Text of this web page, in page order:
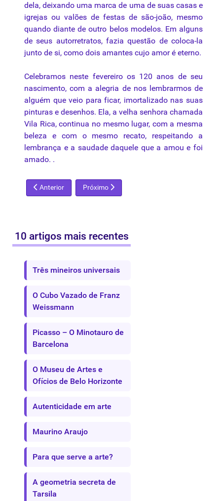
dela, deixando uma marca de uma de suas casas e
igrejas ou valões de festas de são-joão, mesmo
quando diante de outro belos modelos. Em alguns
de seus autorretratos, fazia questão de coloca-la
junto de si, como dois amantes cujo amor é eterno.
Celebramos neste fevereiro os 120 anos de seu
nascimento, com a alegria de nos lembrarmos de
alguém que veio para ficar, imortalizado nas suas
pinturas e desenhos. Ela, a velha senhora chamada
Vila Rica, continua no mesmo lugar, com a mesma
beleza e com o mesmo recato, respeitando a
lembrança e a saudade daquele que a amou e foi
amado. .
Artigo anterior: Conjunto Arquitetônico da Pampulha
Anterior Próximo artigo: Amadeo Lorenzato
Próximo
10 artigos mais recentes
Três mineiros universais
O Cubo Vazado de Franz
Weissmann
Picasso – O Minotauro de
Barcelona
O Museu de Artes e
Ofícios de Belo Horizonte
Autenticidade em arte
Maurino Araujo
Para que serve a arte?
A geometria secreta de
Tarsila